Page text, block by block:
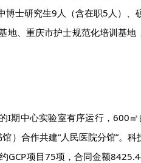
士研究生9人（含在职5人）、
、重庆市护士规范化培训基地
I期中心实验室有序运行，600
）合作共建“人民医院分馆”。
GCP项目75项，合同金额